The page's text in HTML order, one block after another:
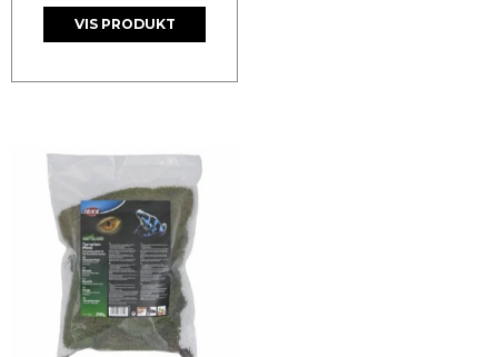
VIS PRODUKT